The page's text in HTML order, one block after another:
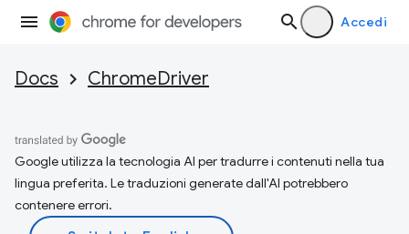
Accedi
Docs ChromeDriver
Google utilizza la tecnologia AI per tradurre i contenuti nella tua
lingua preferita. Le traduzioni generate dall'AI potrebbero
contenere errori.